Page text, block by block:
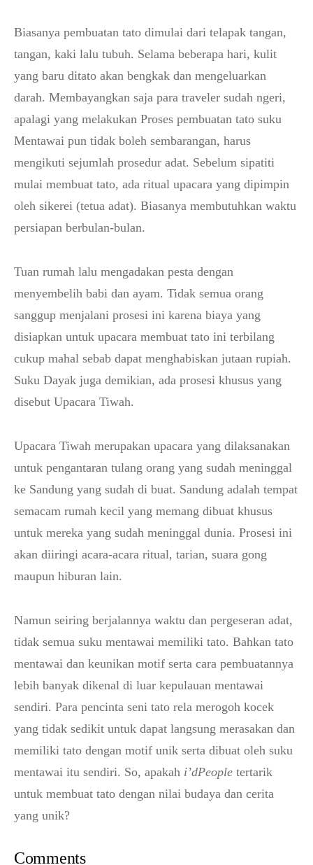
Biasanya pembuatan tato dimulai dari telapak tangan,
tangan, kaki lalu tubuh. Selama beberapa hari, kulit
yang baru ditato akan bengkak dan mengeluarkan
darah. Membayangkan saja para traveler sudah ngeri,
apalagi yang melakukan Proses pembuatan tato suku
Mentawai pun tidak boleh sembarangan, harus
mengikuti sejumlah prosedur adat. Sebelum sipatiti
mulai membuat tato, ada ritual upacara yang dipimpin
oleh sikerei (tetua adat). Biasanya membutuhkan waktu
persiapan berbulan-bulan.
Tuan rumah lalu mengadakan pesta dengan
menyembelih babi dan ayam. Tidak semua orang
sanggup menjalani prosesi ini karena biaya yang
disiapkan untuk upacara membuat tato ini terbilang
cukup mahal sebab dapat menghabiskan jutaan rupiah.
Suku Dayak juga demikian, ada prosesi khusus yang
disebut Upacara Tiwah.
Upacara Tiwah merupakan upacara yang dilaksanakan
untuk pengantaran tulang orang yang sudah meninggal
ke Sandung yang sudah di buat. Sandung adalah tempat
semacam rumah kecil yang memang dibuat khusus
untuk mereka yang sudah meninggal dunia. Prosesi ini
akan diiringi acara-acara ritual, tarian, suara gong
maupun hiburan lain.
Namun seiring berjalannya waktu dan pergeseran adat,
tidak semua suku mentawai memiliki tato. Bahkan tato
mentawai dan keunikan motif serta cara pembuatannya
lebih banyak dikenal di luar kepulauan mentawai
sendiri. Para pencinta seni tato rela merogoh kocek
yang tidak sedikit untuk dapat langsung merasakan dan
memiliki tato dengan motif unik serta dibuat oleh suku
mentawai itu sendiri. So, apakah i’dPeople tertarik
untuk membuat tato dengan nilai budaya dan cerita
yang unik?
Comments